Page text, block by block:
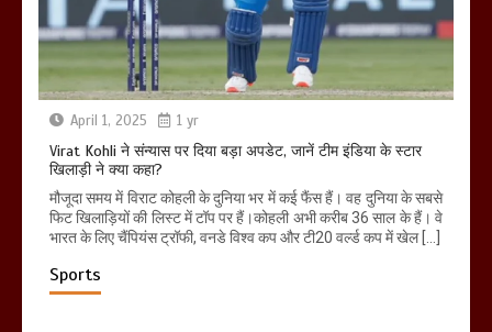
April 1, 2025 1 yr
Virat Kohli ने संन्यास पर दिया बड़ा अपडेट, जानें टीम इंडिया के स्टार
खिलाड़ी ने क्या कहा?
मौजूदा समय में विराट कोहली के दुनिया भर में कई फैंस हैं। वह दुनिया के सबसे
फिट खिलाड़ियों की लिस्ट में टॉप पर हैं।कोहली अभी करीब 36 साल के हैं। वे
भारत के लिए चैंपियंस ट्रॉफी, वनडे विश्व कप और टी20 वर्ल्ड कप में खेल […]
Sports